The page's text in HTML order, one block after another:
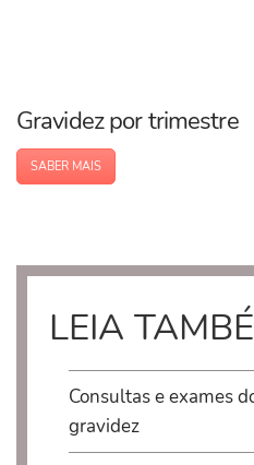
Gravidez por trimestre
SABER MAIS
LEIA
Consultas e exames
gravidez